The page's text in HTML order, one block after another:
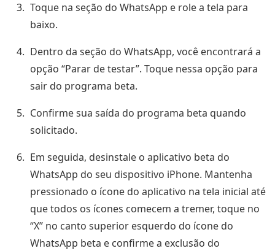
Toque na seção do WhatsApp e role a tela para
baixo.
Dentro da seção do WhatsApp, você encontrará a
opção “Parar de testar”. Toque nessa opção para
sair do programa beta.
Confirme sua saída do programa beta quando
solicitado.
Em seguida, desinstale o aplicativo beta do
WhatsApp do seu dispositivo iPhone. Mantenha
pressionado o ícone do aplicativo na tela inicial até
que todos os ícones comecem a tremer, toque no
“X” no canto superior esquerdo do ícone do
WhatsApp beta e confirme a exclusão do